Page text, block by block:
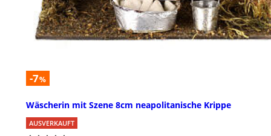
-7%
Wäscherin mit Szene 8cm neapolitanische Krippe
AUSVERKAUFT